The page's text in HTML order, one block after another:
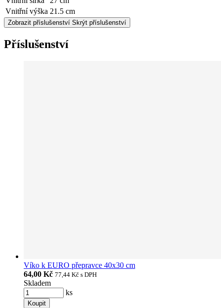
Vnitřní výška 21.5 cm
Zobrazit příslušenství Skrýt příslušenství
Příslušenství
Víko k EURO přepravce 40x30 cm
64,00 Kč 77,44 Kč s DPH
Skladem
ks
Koupit